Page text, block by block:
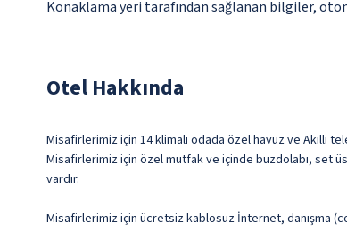
Konaklama yeri tarafından sağlanan bilgiler,
Otel Hakkında
Misafirlerimiz için 14 klimalı odada özel havuz ve Akıllı
Misafirlerimiz için özel mutfak ve içinde buzdolabı, set
vardır.
Misafirlerimiz için ücretsiz kablosuz İnternet, danışma